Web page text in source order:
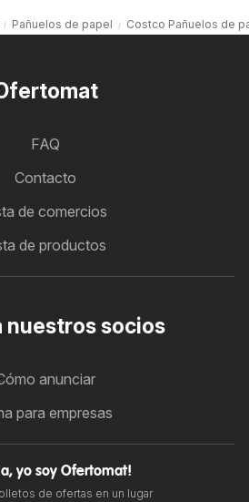
Pañuelos de papel Costco Pañuelos de
FAQ
Contacto
de comercios
de productos
nuestros socios
anunciar
para empresas
yo soy Ofertomat!
de ofertas en un lugar